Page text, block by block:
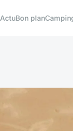
ActuBon plan